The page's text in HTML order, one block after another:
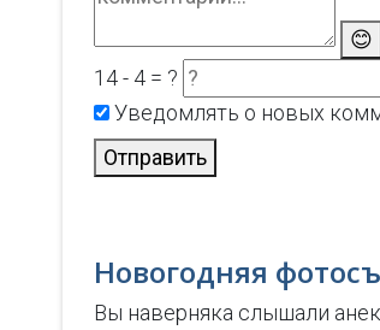
😊
14 - 4 = ?
Уведомлять о новых
Отправить
Новогодняя
Вы наверняка слышали